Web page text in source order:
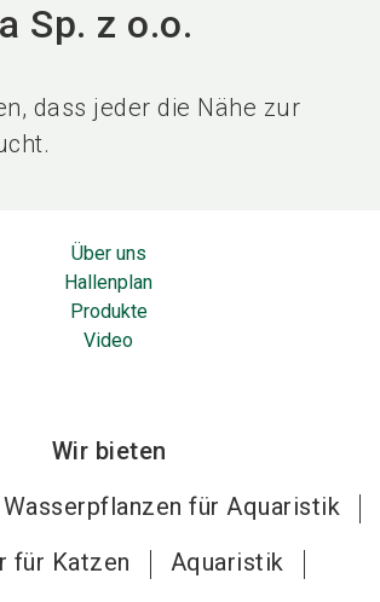
Sp. z o.o.
dass jeder die Nähe zur
Über uns
Hallenplan
Produkte
Video
Wir bieten
Wasserpflanzen für Aquaristik
für Katzen
Aquaristik